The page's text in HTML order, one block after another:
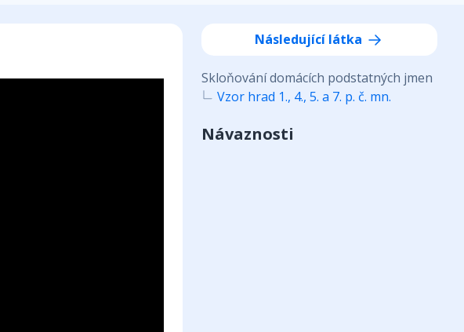
Následující látka
Skloňování domácích podstatných jmen
Vzor hrad 1., 4., 5. a 7. p. č. mn.
Návaznosti